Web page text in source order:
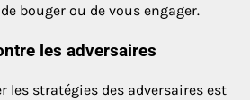
bouger ou de vous engager.
les adversaires
les stratégies des adversaires est